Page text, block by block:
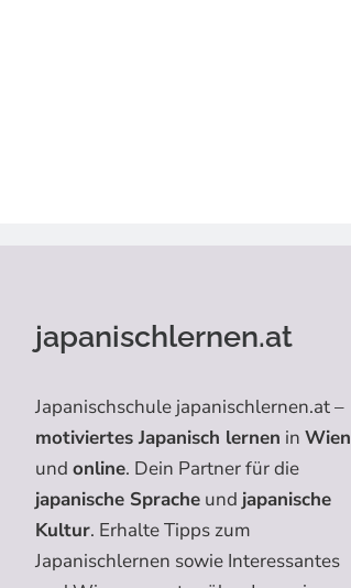
japanischlernen.at
Japanischschule japanischlernen.at –
motiviertes Japanisch lernen in Wien
und online. Dein Partner für die
japanische Spracheund japanische
Kultur. Erhalte Tipps zum
Japanischlernen sowie Interessantes